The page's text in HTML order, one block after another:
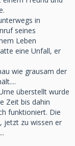
in
seines
Leben
eine Unfall, er
wie grausam der
überstellt wurde
Zeit bis dahin
funktioniert. Die
jetzt zu wissen er